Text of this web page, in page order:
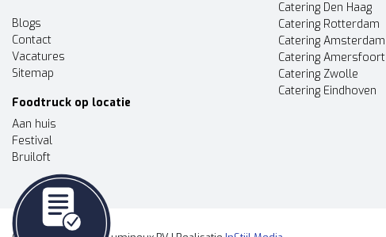
Blogs
Contact
Vacatures
Sitemap
Foodtruck op locatie
Aan huis
Festival
Bruiloft
Catering Den Haag
Catering Rotterdam
Catering Amsterdam
Catering Amersfoort
Catering Zwolle
Catering Eindhoven